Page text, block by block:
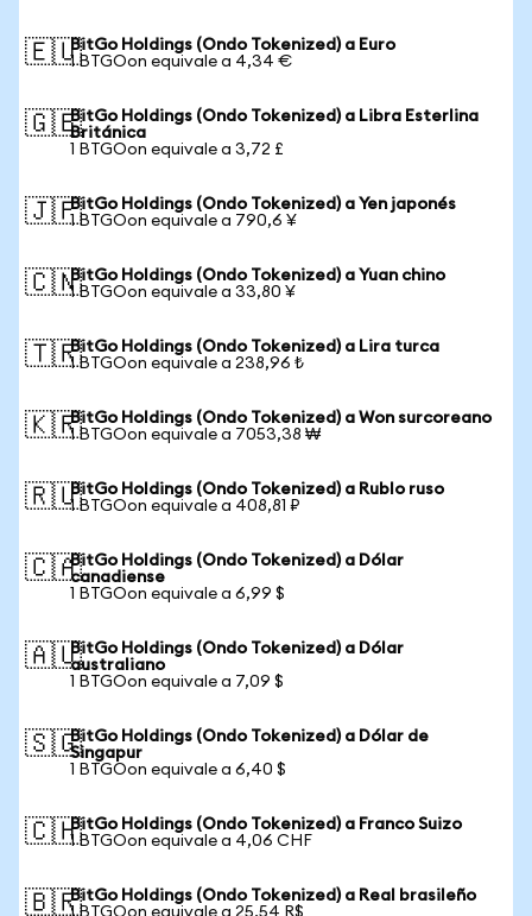
🇪🇺BitGo Holdings (Ondo Tokenized) a Euro
1 BTGOon equivale a 4,34 €
🇬🇧BitGo Holdings (Ondo Tokenized) a Libra Esterlina
Británica
1 BTGOon equivale a 3,72 £
🇯🇵BitGo Holdings (Ondo Tokenized) a Yen japonés
1 BTGOon equivale a 790,6 ¥
🇨🇳BitGo Holdings (Ondo Tokenized) a Yuan chino
1 BTGOon equivale a 33,80 ¥
🇹🇷BitGo Holdings (Ondo Tokenized) a Lira turca
1 BTGOon equivale a 238,96 ₺
🇰🇷BitGo Holdings (Ondo Tokenized) a Won surcoreano
1 BTGOon equivale a 7053,38 ₩
🇷🇺BitGo Holdings (Ondo Tokenized) a Rublo ruso
1 BTGOon equivale a 408,81 ₽
🇨🇦BitGo Holdings (Ondo Tokenized) a Dólar
canadiense
1 BTGOon equivale a 6,99 $
🇦🇺BitGo Holdings (Ondo Tokenized) a Dólar
australiano
1 BTGOon equivale a 7,09 $
🇸🇬BitGo Holdings (Ondo Tokenized) a Dólar de
Singapur
1 BTGOon equivale a 6,40 $
🇨🇭BitGo Holdings (Ondo Tokenized) a Franco Suizo
1 BTGOon equivale a 4,06 CHF
🇧🇷BitGo Holdings (Ondo Tokenized) a Real brasileño
1 BTGOon equivale a 25,54 R$